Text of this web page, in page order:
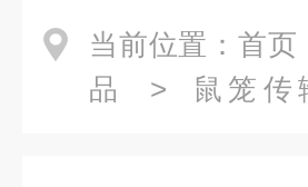
当前位置： 首页
品
> 鼠笼